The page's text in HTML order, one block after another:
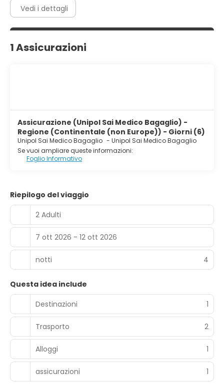
Vedi i dettagli
1 Assicurazioni
Assicurazione (Unipol Sai Medico Bagaglio) -
Regione (Continentale (non Europe)) - Giorni (6)
Unipol Sai Medico Bagaglio - Unipol Sai Medico Bagaglio
Se vuoi ampliare queste informazioni:
Foglio Informativo
Riepilogo del viaggio
2 Adulti
7 ott 2026 - 12 ott 2026
notti 4
Questa idea include
Destinazioni
1
Trasporto 2
Alloggi 1
assicurazioni 1